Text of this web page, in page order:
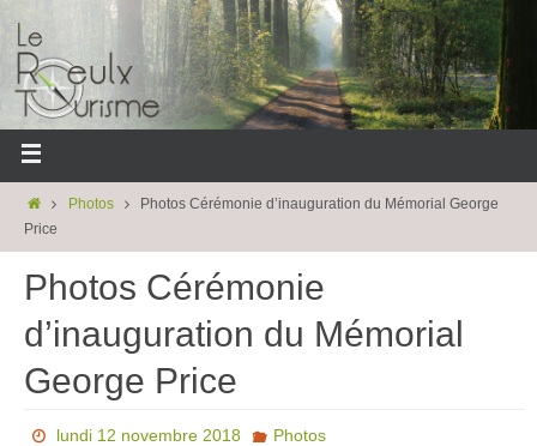
Photos
Photos Cérémonie d’inauguration du Mémorial George
Price
Photos Cérémonie
d’inauguration du Mémorial
George Price
lundi 12 novembre 2018 Photos